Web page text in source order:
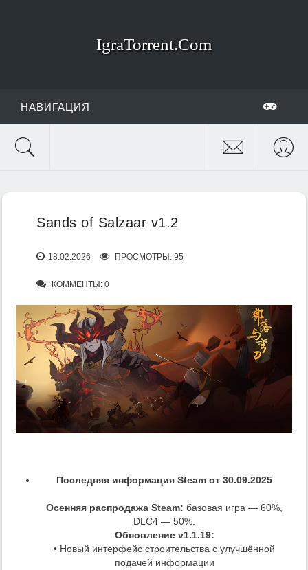
IgraTorrent.Com
НАВИГАЦИЯ
Sands of Salzaar v1.2
18.02.2026 ПРОСМОТРЫ: 95
КОММЕНТЫ: 0
Последняя информация Steam от 30.09.2025
Осенняя распродажа Steam: базовая игра — 60%,
DLC4 — 50%.
Обновление v1.1.19:
• Новый интерфейс строительства с улучшённой
подачей информации